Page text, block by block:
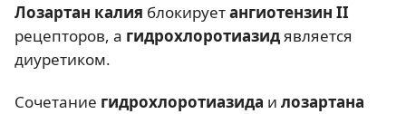
Лозартан калия блокируетангиотензин II
рецепторов, а гидрохлоротиазидявляется
диуретиком.
Сочетание гидрохлоротиазида и лозартана